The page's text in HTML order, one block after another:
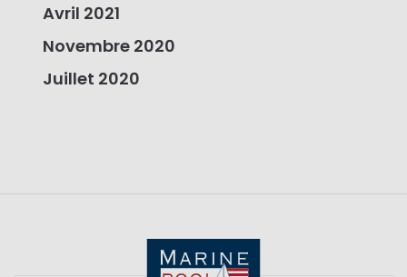
Avril 2021
Novembre 2020
Juillet 2020